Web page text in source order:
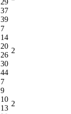
37
39
7
14
20
26
30
44
2
7
9
10
13
2